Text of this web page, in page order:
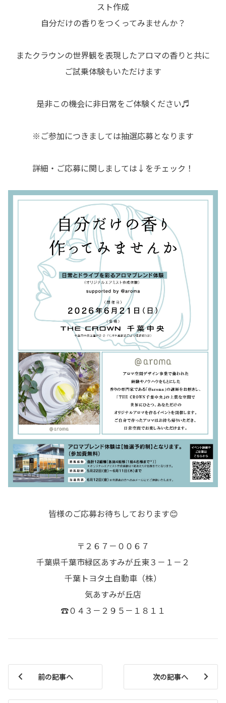
スト作成
自分だけの香りをつくってみませんか？
またクラウンの世界観を表現したアロマの香りと共に
ご試乗体験もいただけます
是非この機会に非日常をご体験ください♬
※ご参加につきましては抽選応募となります
詳細・ご応募に関しましては↓をチェック！
皆様のご応募お待ちしております😊
〒２６７－００６７
千葉県千葉市緑区あすみが丘東３－１－２
千葉トヨタ土自動車（株）
気あすみが丘店
☎０４３－２９５－１８１１
前の記事へ 次の記事へ